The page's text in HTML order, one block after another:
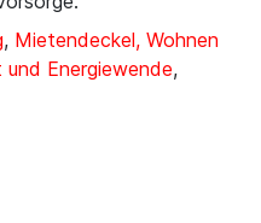
, Mietendeckel, Wohnen
Energiewende,